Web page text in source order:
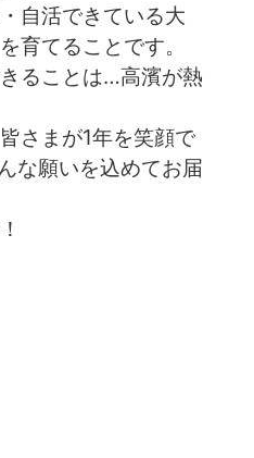
自活できている大
育てることです。
ることは…高濱が熱
さまが1年を笑顔で
な願いを込めてお届